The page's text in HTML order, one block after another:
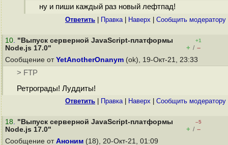
ну и пиши каждый раз новый лефтпад!
Ответить Правка| Наверх Cообщить модератору
10. "Выпуск серверной JavaScript-платформы
Node.js 17.0"
+1
+ / –
Сообщение от YetAnotherOnanym (ok), 19-Окт-21, 23:33
> FTP
Ретрограды! Луддиты!
Ответить Правка| Наверх Cообщить модератору
18. "Выпуск серверной JavaScript-платформы
Node.js 17.0"
–5
+ / –
Сообщение от Аноним (18), 20-Окт-21, 01:09